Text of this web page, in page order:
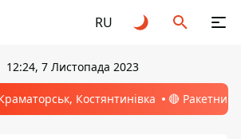
RU
12:24, 7 Листопада 2023
Костянтинівка 🔴 Ракетний